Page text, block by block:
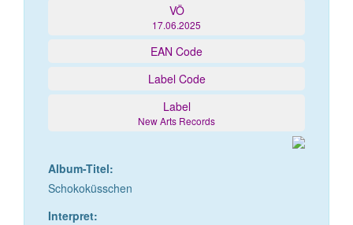
VÖ
17.06.2025
EAN Code
Label Code
Label
New Arts Records
Album-Titel:
Schokoküsschen
Interpret: